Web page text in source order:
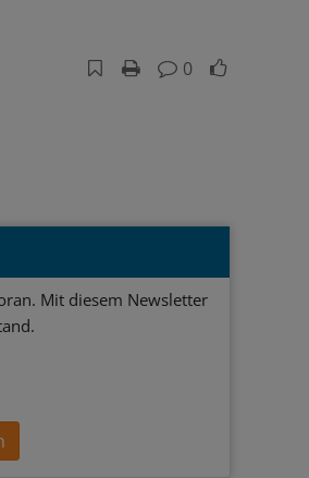
0
Mit diesem Newsletter